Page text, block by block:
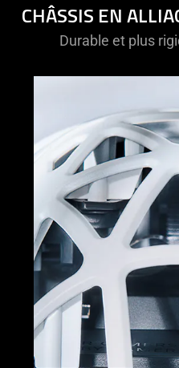
CHÂSSIS EN
Durable et plus